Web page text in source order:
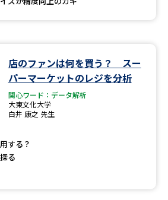
店のファンは何を買う？ スー
パーマーケットのレジを分析
関心ワード：データ解析
大東文化大学
白井 康之 先生
する？
る